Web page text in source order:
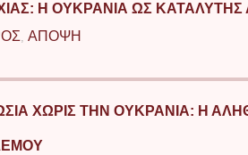
Η ΟΥΚΡΑΝΊΑ ΩΣ
, ΑΠΟΨΗ
ΧΩΡΊΣ ΤΗΝ ΟΥΚΡΑΝΊΑ: Η